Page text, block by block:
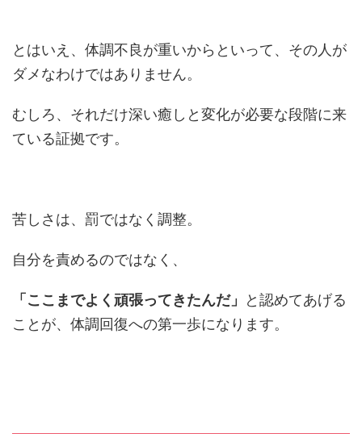
とはいえ、体調不良が重いからといって、その人が
ダメなわけではありません。
むしろ、それだけ深い癒しと変化が必要な段階に来
ている証拠です。
苦しさは、罰ではなく調整。
自分を責めるのではなく、
「ここまでよく頑張ってきたんだ」
と認めてあげる
ことが、体調回復への第一歩になります。